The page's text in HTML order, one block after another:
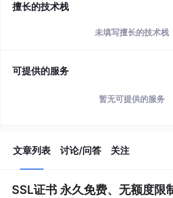
擅长的技术栈
未填写擅长的技术栈
可提供的服务
暂无可提供的服务
文章列表 讨论/问答 关注
SSL证书 永久免费、无额度限